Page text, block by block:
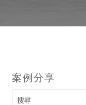
案例分享